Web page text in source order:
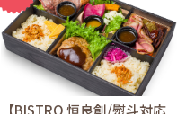
【BISTRO 恒良創/熨斗対応